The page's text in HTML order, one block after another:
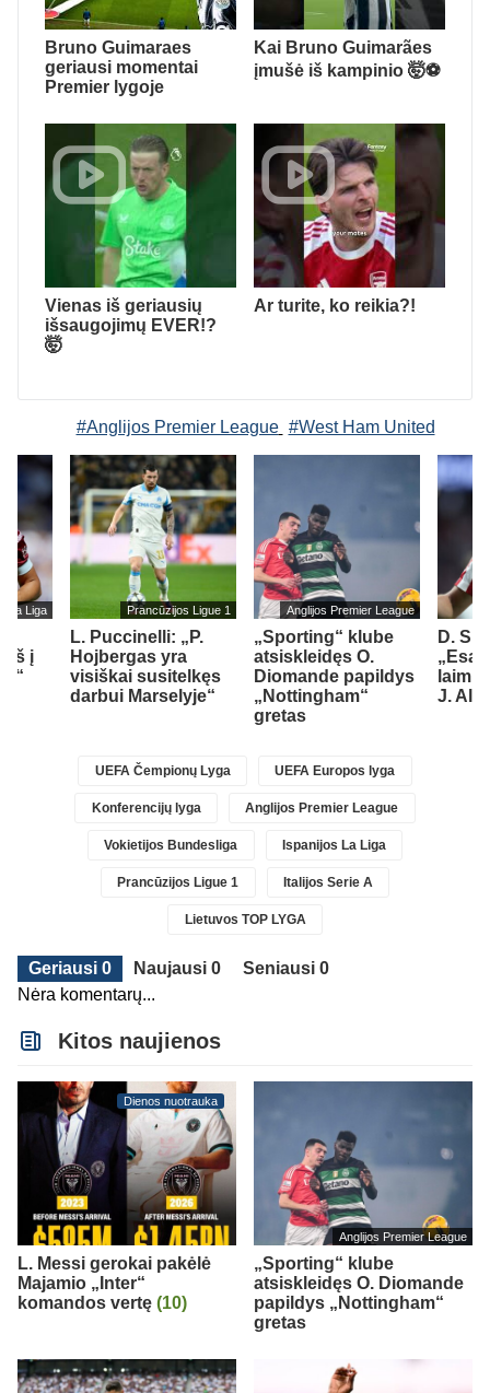
Bruno Guimaraes
geriausi momentai
Premier lygoje
Kai Bruno Guimarães
įmušė iš kampinio 🤯⚽️
Vienas iš geriausių
išsaugojimų EVER!?
🤯
Ar turite, ko reikia?!
#Anglijos Premier League #West Ham United
La Liga
į
Prancūzijos Ligue 1
L. Puccinelli: „P.
Hojbergas yra
visiškai susitelkęs
darbui Marselyje“
Anglijos Premier League
„Sporting“ klube
atsiskleidęs O.
Diomande papildys
„Nottingham“
gretas
D.
J.
UEFA Čempionų Lyga UEFA Europos lyga
Konferencijų lyga Anglijos Premier League
Vokietijos Bundesliga Ispanijos La Liga
Prancūzijos Ligue 1 Italijos Serie A
Lietuvos TOP LYGA
Geriausi 0 Naujausi 0
Seniausi 0
Nėra komentarų...
Kitos naujienos
Dienos nuotrauka
L. Messi gerokai pakėlė
Majamio „Inter“
komandos vertę (10)
Anglijos Premier League
„Sporting“ klube
atsiskleidęs O. Diomande
papildys „Nottingham“
gretas